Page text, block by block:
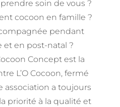
soin de vous ?
cocoon en famille ?
pendant
et en post-natal ?
Concept est la
L’O Cocoon, fermé
association a toujours
priorité à la qualité et